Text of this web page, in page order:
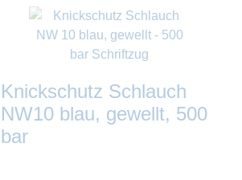
Knickschutz Schlauch
NW10 blau, gewellt, 500
bar